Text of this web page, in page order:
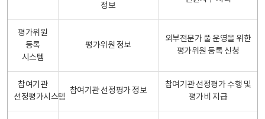
정보
평가위원
등록
시스템
평가위원 정보
외부전문가 풀 운영을 위한
평가위원 등록 신청
참여기관
선정평가시스템
참여기관 선정평가 정보
참여기관 선정평가 수행 및
평가비 지급